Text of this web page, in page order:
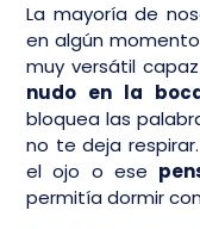
La mayoría de
en algún
muy versátil
nudo en la
bloquea las
no te deja
el ojo o ese
permitía dormir